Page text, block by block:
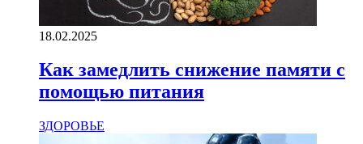
18.02.2025
Как замедлить снижение памяти с
помощью питания
ЗДОРОВЬЕ